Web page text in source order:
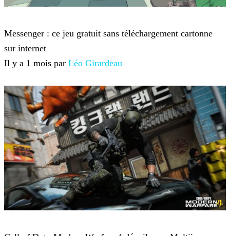
Messenger : ce jeu gratuit sans téléchargement cartonne
sur internet
Il y a 1 mois par Léo Girardeau